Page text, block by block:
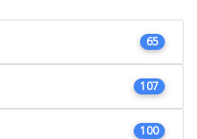
65
107
100